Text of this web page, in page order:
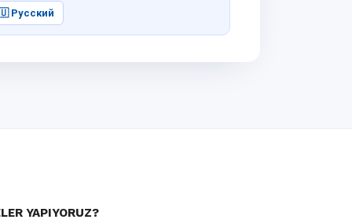
Русский
YAPIYORUZ?